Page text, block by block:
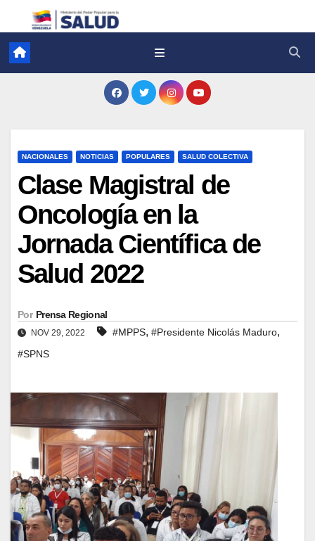
NACIONALES NOTICIAS POPULARES SALUD COLECTIVA
Clase Magistral de
Oncología en la
Jornada Científica de
Salud 2022
Por Prensa Regional
NOV 29, 2022 #MPPS, #Presidente Nicolás Maduro,
#SPNS